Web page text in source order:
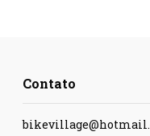
Contato